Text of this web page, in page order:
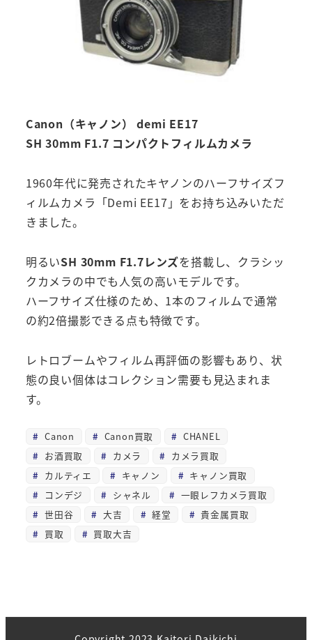
Canon（キャノン） demi EE17
SH 30mm F1.7 コンパクトフィルムカメラ
1960年代に発売されたキヤノンのハーフサイズフ
ィルムカメラ「Demi EE17」をお持ち込みいただ
きました。
明るいSH 30mm F1.7レンズを搭載し、クラシッ
クカメラの中でも人気の高いモデルです。
ハーフサイズ仕様のため、1本のフィルムで通常
の約2倍撮影できる点も特徴です。
レトロブームやフィルム再評価の影響もあり、状
態の良い個体はコレクション需要も見込まれま
す。
Canon Canon買取
CHANEL
お酒買取
カメラ
カメラ買取
カルティエ
キャノン
キャノン買取
コンデジ
シャネル
一眼レフカメラ買取
世田谷
大吉 経堂
貴金属買取
買取
買取大吉